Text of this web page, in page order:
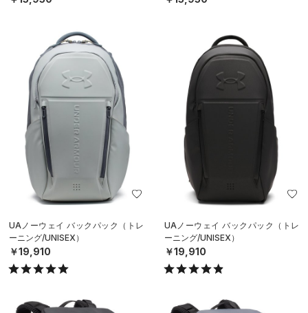
UAノーウェイ バックパック（トレ
ーニング/UNISEX）
￥19,910
UAノーウェイ バックパック（トレ
ーニング/UNISEX）
￥19,910